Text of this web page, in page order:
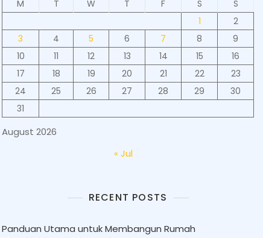
August 2026
M T W T F S
S
1
2
3
4 5 6 7 8
9
10
11 12 13 14 15
16
17
18 19 20 21 22
23
24
25 26 27 28 29
30
31
« Jul
RECENT POSTS
Panduan Utama untuk Membangun Rumah